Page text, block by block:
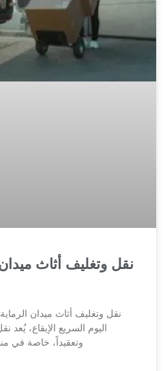
نقل وتغليف أثاث
نقل وتغليف أثاث ميدان
اليوم السريع الإيقاع، يُعد
وتعقيداً، خاصة في